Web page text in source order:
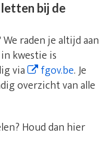
letten bij de
raden je altijd aan
kwestie is
via
fgov.be. Je
overzicht van alle
Houd dan hier